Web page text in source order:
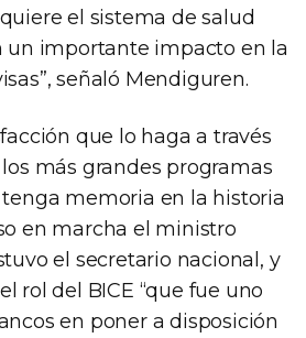
el sistema de salud
un importante impacto en la
señaló Mendiguren.
que lo haga a través
más grandes programas
memoria en la historia
en marcha el ministro
el secretario nacional, y
rol del BICE “que fue uno
en poner a disposición